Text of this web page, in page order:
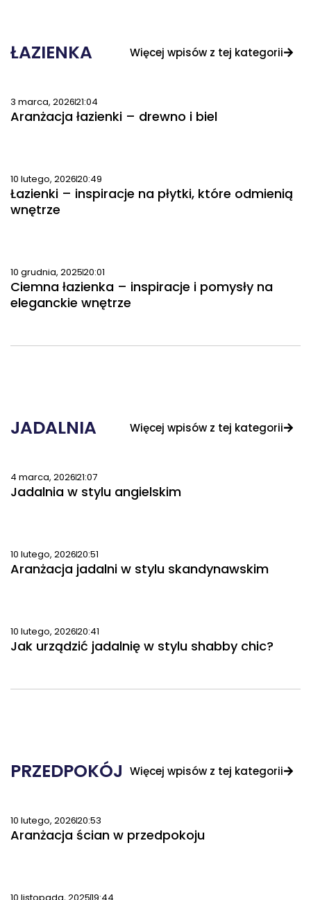
ŁAZIENKA Więcej wpisów z tej kategorii
3 marca, 202621:04
Aranżacja łazienki – drewno i biel
10 lutego, 202620:49
Łazienki – inspiracje na płytki, które odmienią
wnętrze
10 grudnia, 202520:01
Ciemna łazienka – inspiracje i pomysły na
eleganckie wnętrze
JADALNIA Więcej wpisów z tej kategorii
4 marca, 202621:07
Jadalnia w stylu angielskim
10 lutego, 202620:51
Aranżacja jadalni w stylu skandynawskim
10 lutego, 202620:41
Jak urządzić jadalnię w stylu shabby chic?
PRZEDPOKÓJ Więcej wpisów z tej kategorii
10 lutego, 202620:53
Aranżacja ścian w przedpokoju